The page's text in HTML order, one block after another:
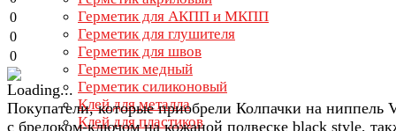
Герметик для АКПП и МКПП
Герметик для глушителя
Герметик для швов
Герметик медный
Герметик силиконовый
Клей для металла
Клей для пластиков
0
0
0
Покупатели, которые приобрели Колпачки на ниппель
с брелоком-ключом на кожаной подвеске black style,